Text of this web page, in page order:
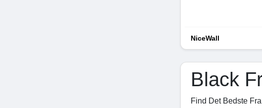
NiceWall
Black
Find Det Bedste